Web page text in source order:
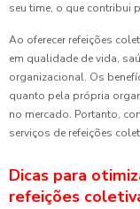
seu time, o que contribui
Ao oferecer refeições
em qualidade de vida,
organizacional. Os
quanto pela própria
no mercado. Portanto,
serviços de refeições
Dicas para
refeições